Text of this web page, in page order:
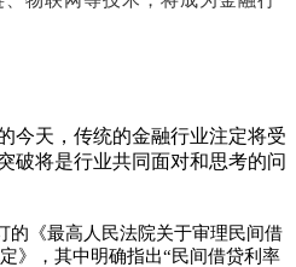
今天，传统的金融行业注定将受
破将是行业共同面对和思考的问
的《最高人民法院关于审理民间借
》，其中明确指出“民间借贷利率